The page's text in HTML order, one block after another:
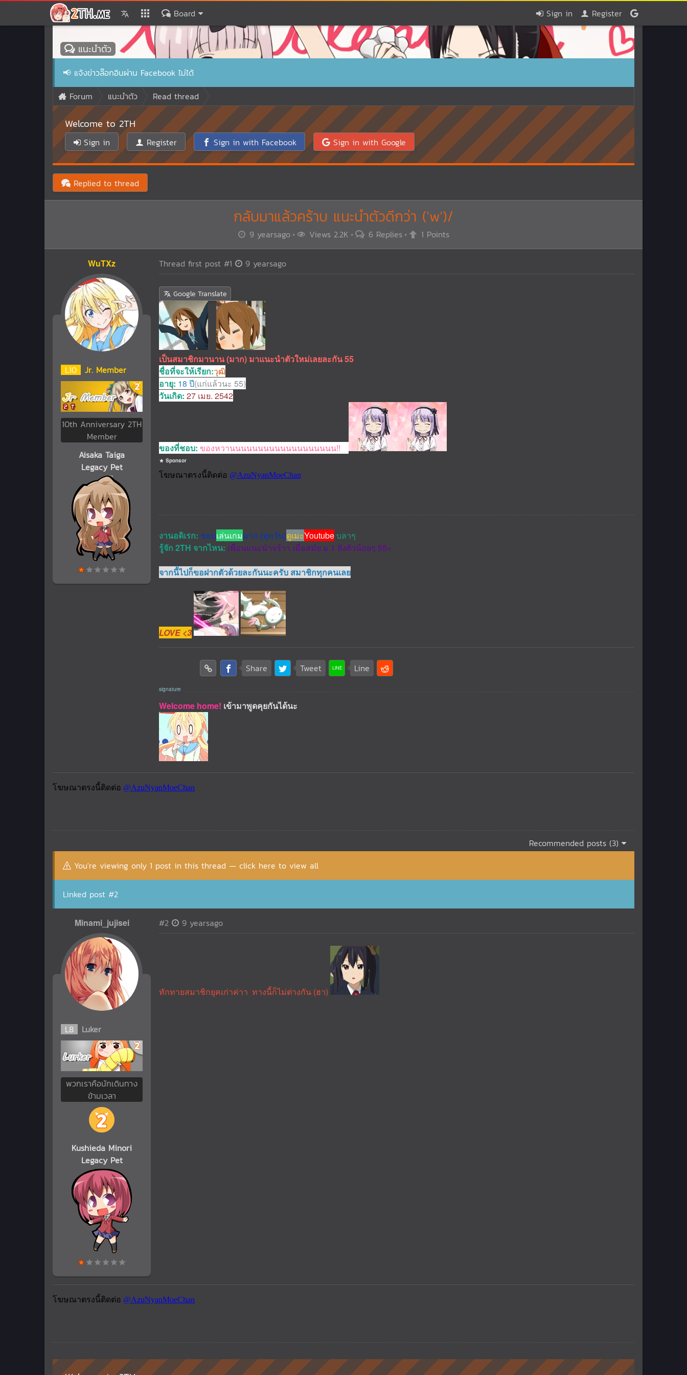
Sign in Register
Board
แนะนำตัว
📢 แจ้งข่าวล๊อกอินผ่าน Facebook ไม่ได้
Forum
แนะนำตัว Read thread
Welcome to 2TH
Sign in Register Sign in with Facebook Sign in with Google
Replied to thread
กลับมาแล้วคร้าบ แนะนำตัวดีกว่า ('w')/
9 yearsago Views 2.2K 6 Replies 1 Points
WuTXz
L10 Jr. Member
10th Anniversary 2TH
Member
Aisaka Taiga
Legacy Pet
Thread first post #1 9 yearsago
Google Translate
เป็นสมาชิกมานาน (มาก) มาแนะนำตัวใหม่เลยละกัน 55
ชื่อที่จะให้เรียก:วุฒิ
อายุ: 18 ปี(แก่แล้วนะ 55)
วันเกิด: 27 เมย. 2542
ของที่ชอบ: ของหวานนนนนนนนนนนนนนนนนนน!!
Sponsor
งานอดิเรก: ชอบเล่นเกมมาก (ทุกวัน)ดูเมะYoutubeบลาๆ
รู้จัก 2TH จากไหน: เพื่อนแนะนำจร้าา เมื่อสมัย ม.1 ยังตัวน้อยๆ 55+
จากนี้ไปก็ขอฝากตัวด้วยละกันนะครับ สมาชิกทุกคนเลย
LOVE <3
Share Tweet Line
Welcome home! เข้ามาพูดคุยกันได้นะ
Recommended posts (3)
You're viewing only 1 post in this thread — click here to view all
Linked post #2
Minami_jujisei
L8 Luker
พวกเราคือนักเดินทาง
ข้ามเวลา
Kushieda Minori
Legacy Pet
#2 9 yearsago
ทักทายสมาชิกยุคเก่าค่าา ทางนี้ก็ไม่ต่างกัน (ฮา)